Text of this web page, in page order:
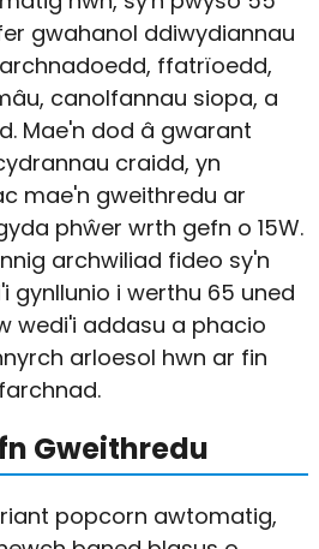
gwahanol ddiwydiannau
ffatrïoedd,
canolfannau siopa, a
Mae'n dod â gwarant
craidd, yn
mae'n gweithredu ar
phŵer wrth gefn o 15W.
archwiliad fideo sy'n
gynllunio i werthu 65 uned
wedi'i addasu a phacio
arloesol hwn ar fin
Gweithredu
popcorn awtomatig,